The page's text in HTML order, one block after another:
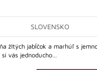
SLOVENSKO
žltých jabĺčok a marhúľ s
vás jednoducho…